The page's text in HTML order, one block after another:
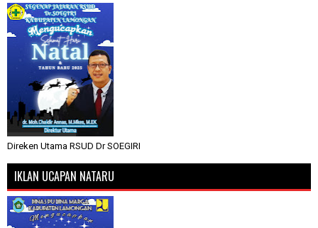
Direken Utama RSUD Dr SOEGIRI
IKLAN UCAPAN NATARU